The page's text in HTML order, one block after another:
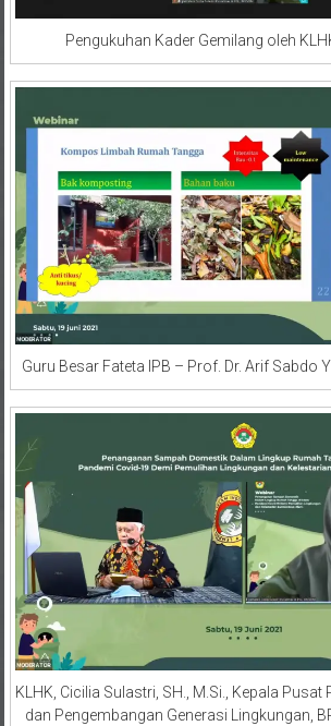
Pengukuhan Kader Gemilang oleh
Guru Besar Fateta IPB – Prof. Dr. Arif Sabdo
KLHK, Cicilia Sulastri, SH., M.Si., Kepala
dan Pengembangan Generasi Lingkungan,